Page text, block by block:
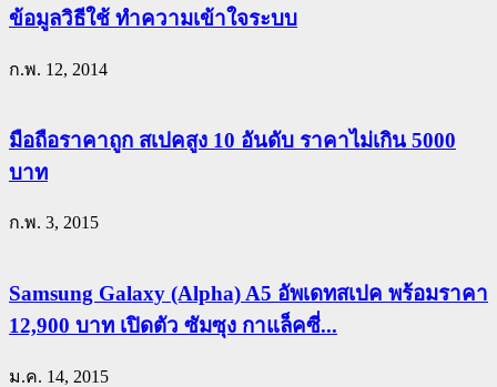
ข้อมูลวิธีใช้ ทำความเข้าใจระบบ
ก.พ. 12, 2014
มือถือราคาถูก สเปคสูง 10 อันดับ ราคาไม่เกิน 5000
บาท
ก.พ. 3, 2015
Samsung Galaxy (Alpha) A5 อัพเดทสเปค พร้อมราคา
12,900 บาท เปิดตัว ซัมซุง กาแล็คซี่...
ม.ค. 14, 2015